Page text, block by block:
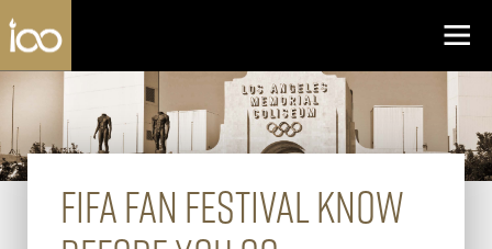
Skip to content
Los Angeles Coliseum
FIFA FAN FESTIVAL KNOW